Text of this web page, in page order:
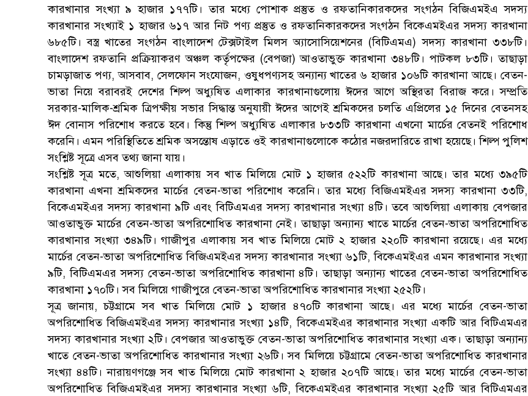
কারখানার সংখ্যা ৯ হাজার ১৭৭টি। তার মধ্যে পোশাক প্রস্তুত ও রফতানিকারকদের সংগঠন বিজিএমইএ সদস্য
কারখানার সংখ্যাই ১ হাজার ৬১৭ আর নিট পণ্য প্রস্তুত ও রফতানিকারকদের সংগঠন বিকেএমইএর সদস্য কারখানা
৬৮৫টি। বস্ত্র খাতের সংগঠন বাংলাদেশ টেক্সটাইল মিলস অ্যাসোসিয়েশনের (বিটিএমএ) সদস্য কারখানা ৩৩৮টি।
বাংলাদেশ রফতানি প্রক্রিয়াকরণ অঞ্চল কর্তৃপক্ষের (বেপজা) আওতাভুক্ত কারখানা ৩৪৮টি। পাটকল ৮৩টি। তাছাড়া
চামড়াজাত পণ্য, আসবাব, সেলফোন সংযোজন, ওষুধপণ্যসহ অন্যান্য খাতের ৬ হাজার ১০৬টি কারখানা আছে। বেতন-
ভাতা নিয়ে বরাবরই দেশের শিল্প অধ্যুষিত এলাকার কারখানাগুলোয় ঈদের আগে অস্থিরতা বিরাজ করে। সম্প্রতি
সরকার-মালিক-শ্রমিক ত্রিপক্ষীয় সভার সিদ্ধান্ত অনুযায়ী ঈদের আগেই শ্রমিকদের চলতি এপ্রিলের ১৫ দিনের বেতনসহ
ঈদ বোনাস পরিশোধ করতে হবে। কিন্তু শিল্প অধ্যুষিত এলাকার ৮৩৩টি কারখানা এখনো মার্চের বেতনই পরিশোধ
করেনি। এমন পরিস্থিতিতে শ্রমিক অসন্তোষ এড়াতে ওই কারখানাগুলোকে কঠোর নজরদারিতে রাখা হয়েছে। শিল্প পুলিশ
সংশ্লিষ্ট সূত্রে এসব তথ্য জানা যায়।
সংশ্লিষ্ট সূত্র মতে, আশুলিয়া এলাকায় সব খাত মিলিয়ে মোট ১ হাজার ৫২২টি কারখানা আছে। তার মধ্যে ৩৯৫টি
কারখানা এখনা শ্রমিকদের মার্চের বেতন-ভাতা পরিশোধ করেনি। তার মধ্যে বিজিএমইএর সদস্য কারখানা ৩৩টি,
বিকেএমইএর সদস্য কারখানা ৯টি এবং বিটিএমএর সদস্য কারখানার সংখ্যা ৪টি। তবে আশুলিয়া এলাকায় বেপজার
আওতাভুক্ত মার্চের বেতন-ভাতা অপরিশোধিত কারখানা নেই। তাছাড়া অন্যান্য খাতে মার্চের বেতন-ভাতা অপরিশোধিত
কারখানার সংখ্যা ৩৪৯টি। গাজীপুর এলাকায় সব খাত মিলিয়ে মোট ২ হাজার ২২০টি কারখানা রয়েছে। এর মধ্যে
মার্চের বেতন-ভাতা অপরিশোধিত বিজিএমইএর সদস্য কারখানার সংখ্যা ৬১টি, বিকেএমইএর এমন কারখানার সংখ্যা
৯টি, বিটিএমএর সদস্য বেতন-ভাতা অপরিশোধিত কারখানা ৪টি। তাছাড়া অন্যান্য খাতের বেতন-ভাতা অপরিশোধিত
কারখানা ১৭০টি। সব মিলিয়ে গাজীপুরে বেতন-ভাতা অপরিশোধিত কারখানার সংখ্যা ২৫২টি।
সূত্র জানায়, চট্টগ্রামে সব খাত মিলিয়ে মোট ১ হাজার ৪৭০টি কারখানা আছে। এর মধ্যে মার্চের বেতন-ভাতা
অপরিশোধিত বিজিএমইএর সদস্য কারখানার সংখ্যা ১৪টি, বিকেএমইএর কারখানার সংখ্যা একটি আর বিটিএমএর
সদস্য কারখানার সংখ্যা ২টি। বেপজার আওতাভুক্ত বেতন-ভাতা অপরিশোধিত কারখানার সংখ্যা এক। তাছাড়া অন্যান্য
খাতে বেতন-ভাতা অপরিশোধিত কারখানার সংখ্যা ২৬টি। সব মিলিয়ে চট্টগ্রামে বেতন-ভাতা অপরিশোধিত কারখানার
সংখ্যা ৪৪টি। নারায়ণগঞ্জে সব খাত মিলিয়ে মোট কারখানা ২ হাজার ২০৭টি আছে। তার মধ্যে মার্চের বেতন-ভাতা
অপরিশোধিত বিজিএমইএর সদস্য কারখানার সংখ্যা ৬টি, বিকেএমইএর কারখানার সংখ্যা ২৫টি আর বিটিএমএর